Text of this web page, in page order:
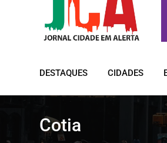
DESTAQUES CIDADES
Cotia